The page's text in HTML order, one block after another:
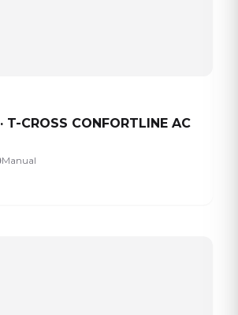
· T-CROSS CONFORTLINE AC
Manual